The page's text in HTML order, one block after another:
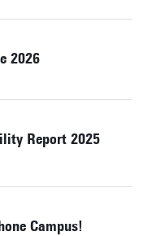
2026
Report 2025
Campus!